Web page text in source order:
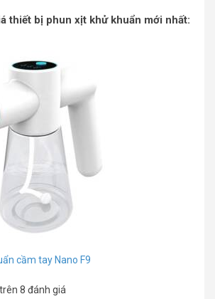
thiết bị phun xịt khử khuẩn mới nhất:
cầm tay Nano F9
8 đánh giá